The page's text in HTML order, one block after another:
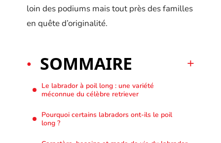
loin des podiums mais tout près des familles
en quête d’originalité.
SOMMAIRE
Le labrador à poil long : une variété
méconnue du célèbre retriever
Pourquoi certains labradors ont-ils le poil
long ?